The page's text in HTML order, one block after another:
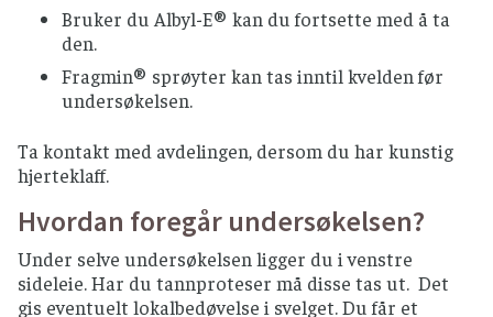
Bruker du Albyl-E® kan du fortsette med å ta
den.
Fragmin® sprøyter kan tas inntil kvelden før
undersøkelsen.
Ta kontakt med avdelingen, dersom du har kunstig
hjerteklaff.
Hvordan foregår undersøkelsen?
Under selve undersøkelsen ligger du i venstre
sideleie. Har du tannproteser må disse tas ut. Det
gis eventuelt lokalbedøvelse i svelget. Du får et